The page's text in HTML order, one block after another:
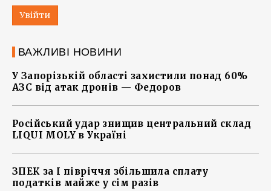
Увійти
ВАЖЛИВІ НОВИНИ
У Запорізькій області захистили понад 60%
АЗС від атак дронів — Федоров
Російський удар знищив центральний склад
LIQUI MOLY в Україні
ЗПЕК за І півріччя збільшила сплату
податків майже у сім разів